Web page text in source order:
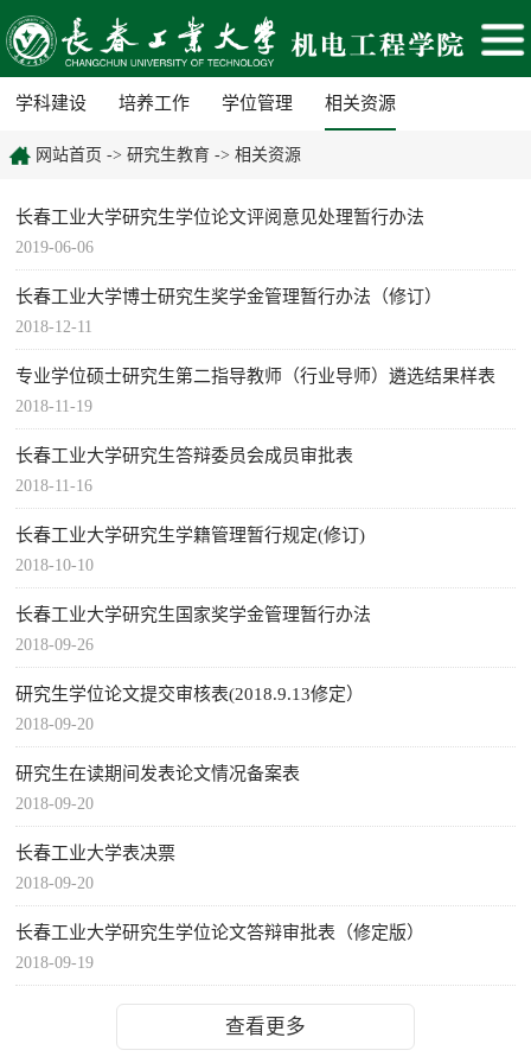
学科建设 培养工作 学位管理 相关资源
网站首页 -> 研究生教育 -> 相关资源
长春工业大学研究生学位论文评阅意见处理暂行办法
2019-06-06
长春工业大学博士研究生奖学金管理暂行办法（修订）
2018-12-11
专业学位硕士研究生第二指导教师（行业导师）遴选结果样表
2018-11-19
长春工业大学研究生答辩委员会成员审批表
2018-11-16
长春工业大学研究生学籍管理暂行规定(修订)
2018-10-10
长春工业大学研究生国家奖学金管理暂行办法
2018-09-26
研究生学位论文提交审核表(2018.9.13修定）
2018-09-20
研究生在读期间发表论文情况备案表
2018-09-20
长春工业大学表决票
2018-09-20
长春工业大学研究生学位论文答辩审批表（修定版）
2018-09-19
查看更多